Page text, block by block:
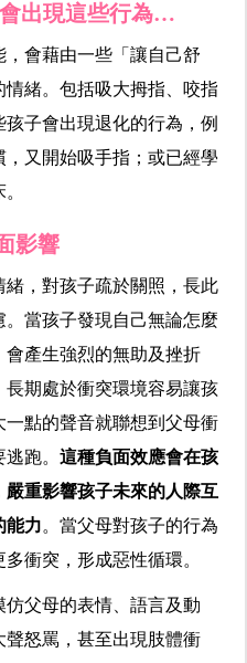
出現這些行為…
會藉由一些「讓自己舒
緒。包括吸大拇指、咬指
子會出現退化的行為，例
又開始吸手指；或已經學
影響
，對孩子疏於關照，長此
當孩子發現自己無論怎麼
產生強烈的無助及挫折
期處於衝突環境容易讓孩
點的聲音就聯想到父母衝
跑。 這種負面效應會在孩
重影響孩子未來的人際互
能力。當父母對孩子的行為
衝突，形成惡性循環。
父母的表情、語言及動
怒罵，甚至出現肢體衝